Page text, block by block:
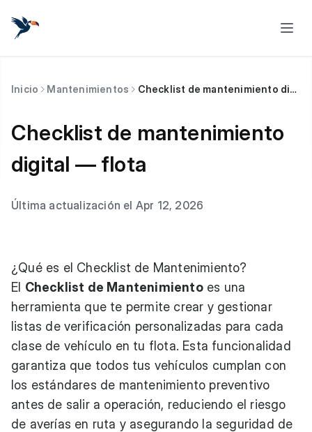
Inicio Mantenimientos Checklist de mantenimiento digital — flota
Checklist de mantenimiento
digital — flota
Última actualización el Apr 12, 2026
¿Qué es el Checklist de Mantenimiento?
El Checklist de Mantenimientoes una
herramienta que te permite crear y gestionar
listas de verificación personalizadas para cada
clase de vehículo en tu flota. Esta funcionalidad
garantiza que todos tus vehículos cumplan con
los estándares de mantenimiento preventivo
antes de salir a operación, reduciendo el riesgo
de averías en ruta y asegurando la seguridad de